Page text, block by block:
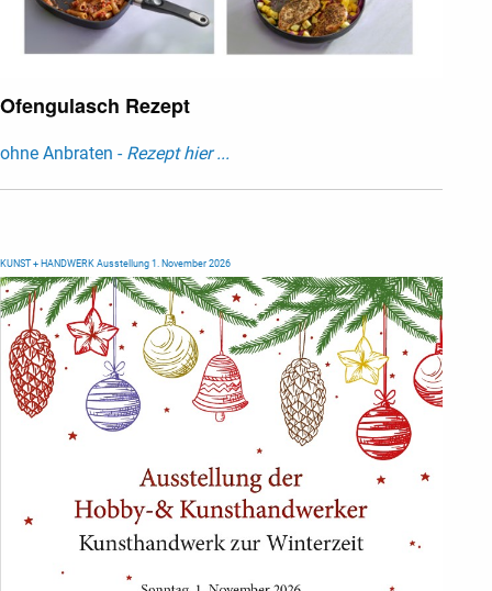
Ofengulasch Rezept
ohne Anbraten - Rezept hier ...
KUNST + HANDWERK Ausstellung 1. November 2026